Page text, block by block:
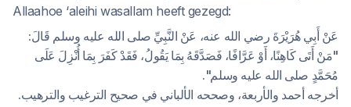
Allaahoe ‘aleihi wasallam heeft gezegd:
عَنْ أَبِي هُرَيْرَةَ رضي الله عنه، عَنْ النَّبِيِّ صلى الله عليه وسلم قَالَ:
"مَنْ أَتَى كَاهِنًا، أَوْ عَرَّافًا، فَصَدَّقَهُ بِمَا يَقُولُ، فَقَدْ كَفَرَ بِمَا أُنْزِلَ عَلَى
مُحَمَّدٍ صلى الله عليه وسلم".
أخرجه أحمد والأربعة، وصححه الألباني في صحيح الترغيب والترهيب.